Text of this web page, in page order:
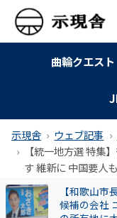
曲輪クエスト
示現舎 ウェブ記事
【統一地方選 特集
す 維新に 中国要人
【名古屋市
署員は保護